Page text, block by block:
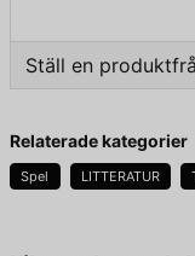
Ställ en
Fråga oss något
Relaterade kategorier
Spel LITTERATUR